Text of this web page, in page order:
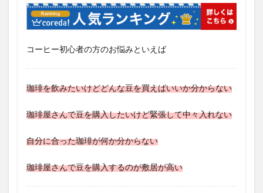
コーヒー初心者の方のお悩みといえば
珈琲を飲みたいけどどんな豆を買えばいいか分からない
珈琲屋さんで豆を購入したいけど緊張して中々入れない
自分に合った珈琲が何か分からない
珈琲屋さんで豆を購入するのが敷居が高い